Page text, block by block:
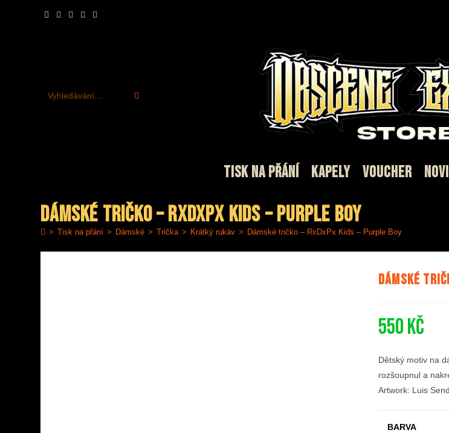
Vyhledávání...
TISK NA PŘÁNÍ KAPELY VOUCHER
Dámské tričko – RxDxPx Kids – Purple Boy
> Tisk na přání > Dámské > Trička > Krátký rukáv > Dámské tričko – RxDxPx Kids – Purple Boy
Dámské
550Kč
Dětský motiv na
rozšoupnul a
Artwork: Luis
BARVA